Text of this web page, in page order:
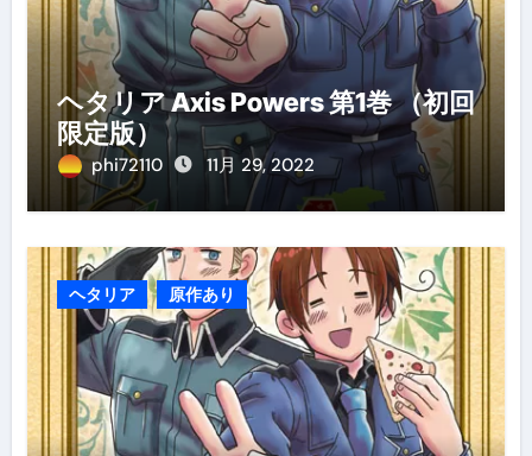
ヘタリア Axis Powers 第1巻 （初回
限定版）
phi72110 11月 29, 2022
ヘタリア 原作あり